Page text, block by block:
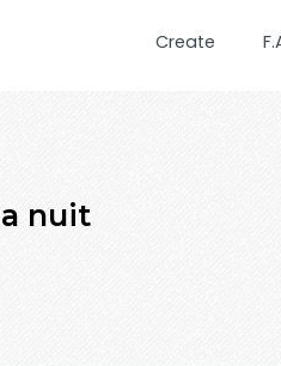
Create
nuit